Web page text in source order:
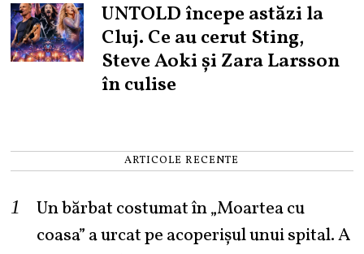
UNTOLD începe astăzi la
Cluj. Ce au cerut Sting,
Steve Aoki și Zara Larsson
în culise
ARTICOLE RECENTE
Un bărbat costumat în „Moartea cu
coasa” a urcat pe acoperișul unui spital. A